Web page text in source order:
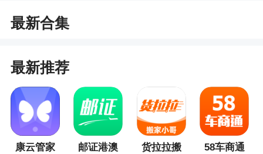
金流管理
您的选择困难症
3、为您提供动态调仓提醒，解决您不知何时买
卖的问题。
最新合集
最新推荐
康云管家
邮证港澳
货拉拉搬
58车商通